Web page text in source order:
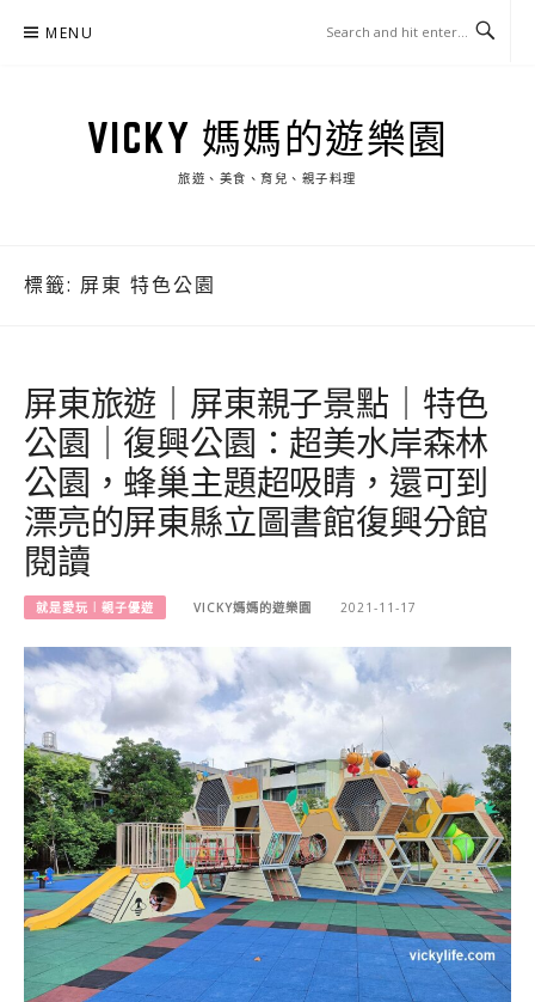
MENU
VICKY 媽媽的遊樂園
旅遊、美食、育兒、親子料理
標籤: 屏東 特色公園
屏東旅遊｜屏東親子景點｜特色
公園｜復興公園：超美水岸森林
公園，蜂巢主題超吸睛，還可到
漂亮的屏東縣立圖書館復興分館
閱讀
就是愛玩︱親子優遊 VICKY媽媽的遊樂園 2021-11-17